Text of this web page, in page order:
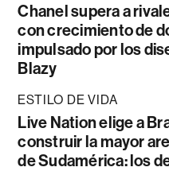
Chanel supera a
con crecimiento de
impulsado por los
Blazy
ESTILO DE VIDA
Live Nation elige a
construir la mayor
de Sudamérica: los